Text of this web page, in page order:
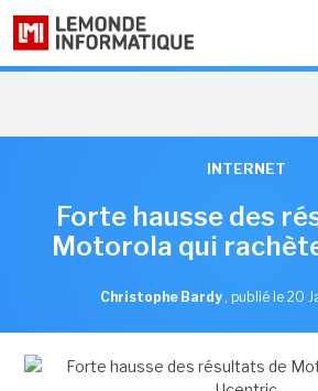
INTERNET
Forte hausse des
Motorola qui
Christophe Bardy , publié le 20